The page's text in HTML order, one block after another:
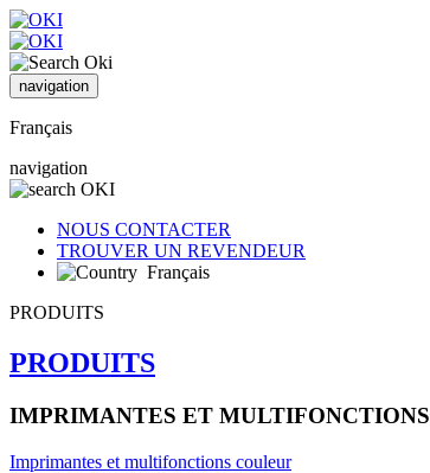
navigation
Français
navigation
NOUS CONTACTER
TROUVER UN REVENDEUR
Français
PRODUITS
PRODUITS
IMPRIMANTES ET MULTIFONCTIONS
Imprimantes et multifonctions couleur